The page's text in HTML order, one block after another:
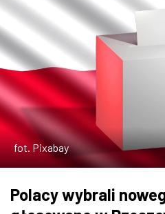
ROZRYWKA
W KINACH
GASTRONOMIA
ZDJĘCIA
W RZESZOWIE
fot. Pixabay
Polacy wybrali